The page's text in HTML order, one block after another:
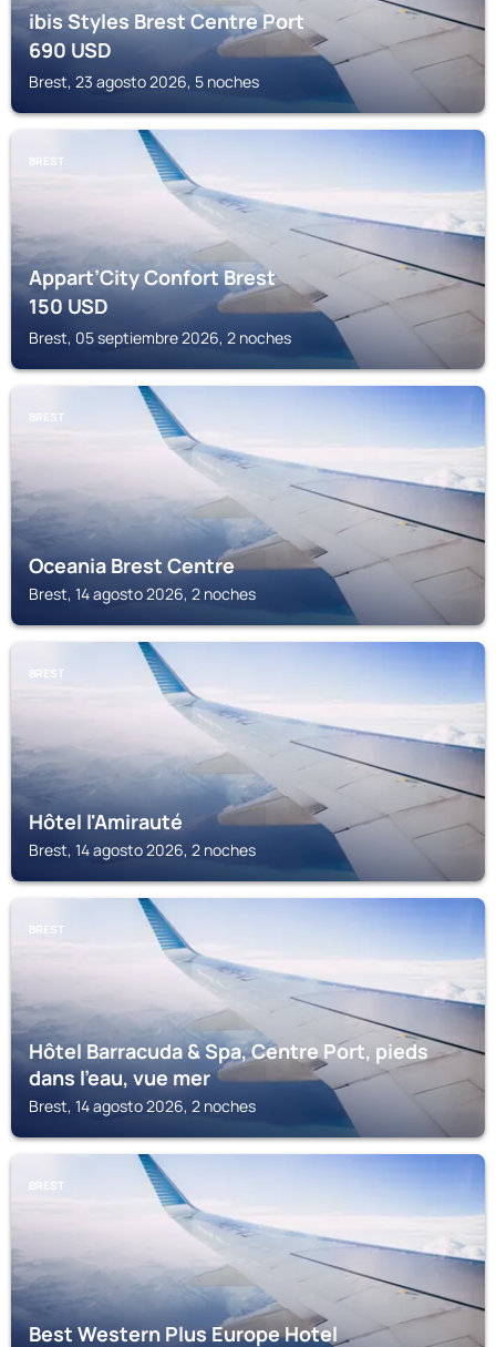
ibis Styles Brest Centre Port
690USD
Brest, 23 agosto 2026, 5 noches
BREST
Appart’City Confort Brest
150USD
Brest, 05 septiembre 2026, 2 noches
BREST
Oceania Brest Centre
Brest, 14 agosto 2026, 2 noches
BREST
Hôtel l'Amirauté
Brest, 14 agosto 2026, 2 noches
BREST
Hôtel Barracuda & Spa, Centre Port, pieds
dans l'eau, vue mer
Brest, 14 agosto 2026, 2 noches
BREST
Best Western Plus Europe Hotel